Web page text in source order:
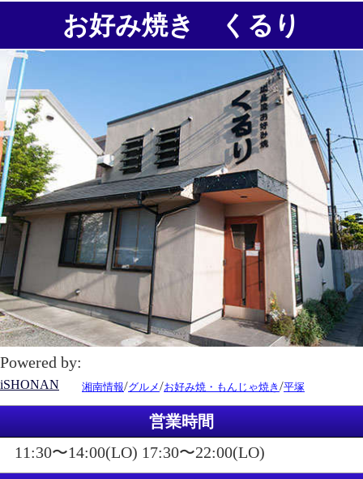
お好み焼き くるり
Powered by:
iSHONAN 湘南情報/グルメ/お好み焼・もんじゃ焼き /平塚
営業時間
11:30〜14:00(LO) 17:30〜22:00(LO)